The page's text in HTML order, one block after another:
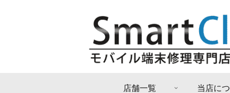
店舗一覧 当店に